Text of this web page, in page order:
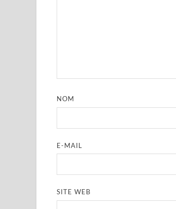
NOM
E-MAIL
SITE WEB